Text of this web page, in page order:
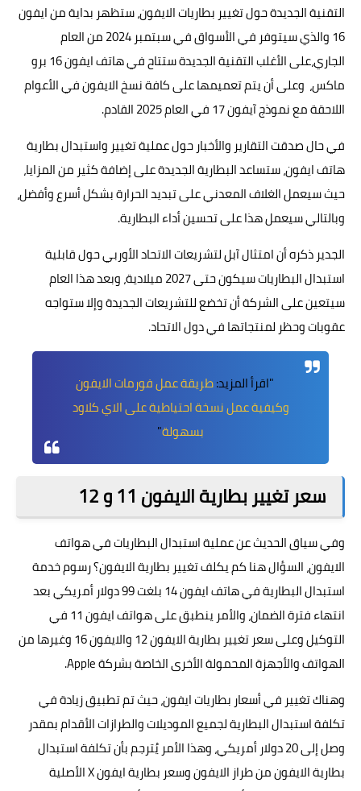
التقنية الجديدة حول تغيير بطاريات الايفون، ستظهر بداية من ايفون
16 والذي سيتوفر في الأسواق في سبتمبر 2024 من العام
الجاري،على الأغلب التقنية الجديدة ستتاح في هاتف ايفون 16 برو
ماكس، وعلى أن يتم تعميمها على كافة نسخ الايفون في الأعوام
اللاحقة مع نموذج آيفون 17 في العام 2025 القادم.
في حال صدقت التقارير والأخبار حول عملية تغيير واستبدال بطارية
هاتف ايفون، ستساعد البطارية الجديدة على إضافة كثير من المزايا،
حيث سيعمل الغلاف المعدني على تبديد الحرارة بشكل أسرع وأفضل،
وبالتالي سيعمل هذا على تحسين أداء البطارية.
الجدير ذكره أن امتثال آبل لتشريعات الاتحاد الأوربي حول قابلية
استبدال البطاريات سيكون حتى 2027 ميلادية، وبعد هذا العام
سيتعين على الشركة أن تخضع للتشريعات الجديدة وإلا ستواجه
عقوبات وحظر لمنتجاتها في دول الاتحاد.
"اقرأ المزيد:طريقة عمل فورمات الايفون
وكيفية عمل نسخة احتياطية على الاي كلاود
بسهولة"
سعر تغيير بطارية الايفون 11 و 12
وفي سياق الحديث عن عملية استبدال البطاريات في هواتف
الايفون، السؤال هنا كم يكلف تغيير بطارية الايفون؟ رسوم خدمة
استبدال البطارية في هاتف ايفون 14 بلغت 99 دولار أمريكي بعد
انتهاء فترة الضمان، والأمر ينطبق على هواتف ايفون 11 في
التوكيل وعلى سعر تغيير بطارية الايفون 12 والايفون 16 وغيرها من
الهواتف والأجهزة المحمولة الأخرى الخاصة بشركة Apple.
وهناك تغيير في أسعار بطاريات ايفون، حيث تم تطبيق زيادة في
تكلفة استبدال البطارية لجميع الموديلات والطرازات الأقدام بمقدر
وصل إلى 20 دولار أمريكي، وهذا الأمر يُترجم بأن تكلفة استبدال
بطارية الايفون من طراز الايفون وسعر بطارية ايفون X الأصلية